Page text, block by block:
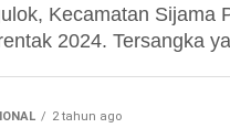
Kecamatan Sijama
2024. Tersangka
2 tahun ago